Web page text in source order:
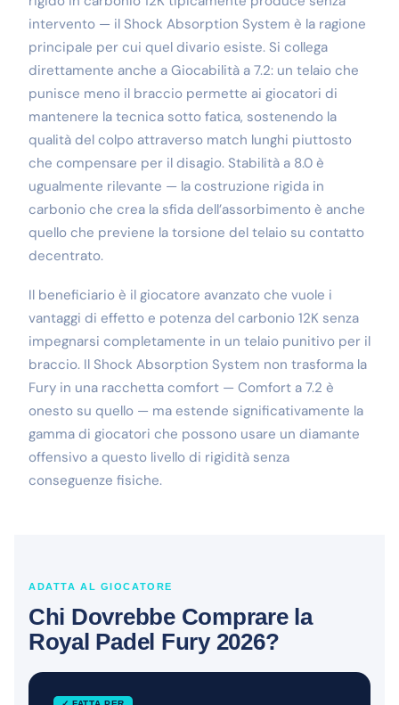
intervento — il Shock Absorption System è la ragione
principale per cui quel divario esiste. Si collega
direttamente anche a Giocabilità a 7.2: un telaio che
punisce meno il braccio permette ai giocatori di
mantenere la tecnica sotto fatica, sostenendo la
qualità del colpo attraverso match lunghi piuttosto
che compensare per il disagio. Stabilità a 8.0 è
ugualmente rilevante — la costruzione rigida in
carbonio che crea la sfida dell’assorbimento è anche
quello che previene la torsione del telaio su contatto
decentrato.
Il beneficiario è il giocatore avanzato che vuole i
vantaggi di effetto e potenza del carbonio 12K senza
impegnarsi completamente in un telaio punitivo per il
braccio. Il Shock Absorption System non trasforma la
Fury in una racchetta comfort — Comfort a 7.2 è
onesto su quello — ma estende significativamente la
gamma di giocatori che possono usare un diamante
offensivo a questo livello di rigidità senza
conseguenze fisiche.
ADATTA AL GIOCATORE
Chi Dovrebbe Comprare la
Royal Padel Fury 2026?